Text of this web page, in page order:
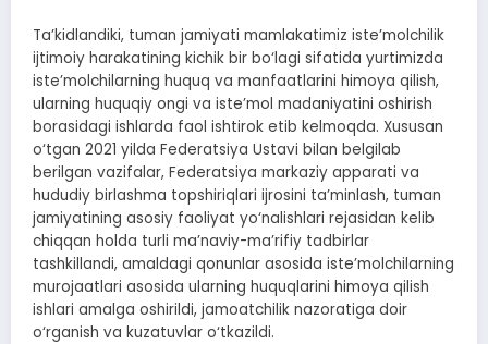
Ta’kidlandiki, tuman jamiyati mamlakatimiz iste’molchilik
ijtimoiy harakatining kichik bir bo‘lagi sifatida yurtimizda
iste’molchilarning huquq va manfaatlarini himoya qilish,
ularning huquqiy ongi va iste’mol madaniyatini oshirish
borasidagi ishlarda faol ishtirok etib kelmoqda. Xususan
o‘tgan 2021 yilda Federatsiya Ustavi bilan belgilab
berilgan vazifalar, Federatsiya markaziy apparati va
hududiy birlashma topshiriqlari ijrosini ta’minlash, tuman
jamiyatining asosiy faoliyat yo‘nalishlari rejasidan kelib
chiqqan holda turli ma’naviy-ma’rifiy tadbirlar
tashkillandi, amaldagi qonunlar asosida iste’molchilarning
murojaatlari asosida ularning huquqlarini himoya qilish
ishlari amalga oshirildi, jamoatchilik nazoratiga doir
o‘rganish va kuzatuvlar o‘tkazildi.